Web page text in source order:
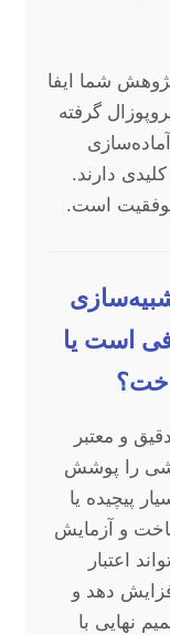
شما ایفا
گرفته
دارند.
موفقیت است.
شبیه‌سازی
است یا
و معتبر
را پوشش
پیچیده یا
و آزمایش
اعتبار
دهد و
نهایی با